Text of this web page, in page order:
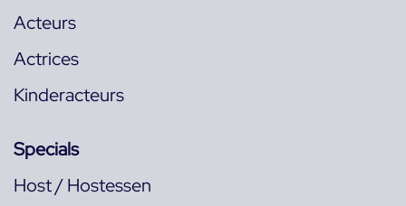
Acteurs
Actrices
Kinderacteurs
Specials
Host / Hostessen